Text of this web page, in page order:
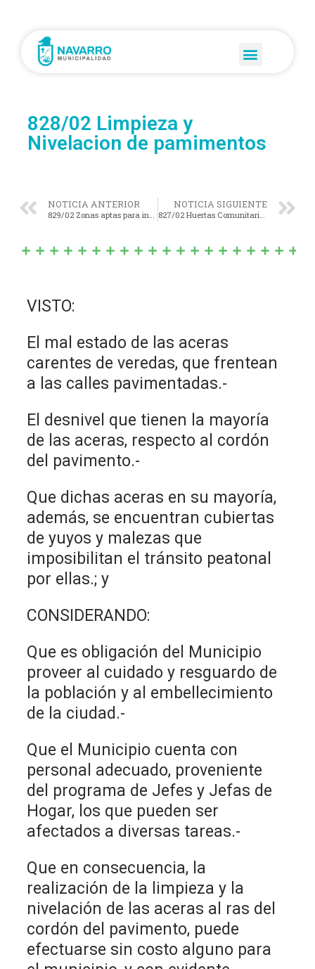
828/02 Limpieza y
Nivelacion de pamimentos
NOTICIA ANTERIOR
829/02 Zonas aptas para instalacion de establecimientos
NOTICIA SIGUIENTE
827/02 Huertas Comunitarias
VISTO:
El mal estado de las aceras
carentes de veredas, que frentean
a las calles pavimentadas.-
El desnivel que tienen la mayoría
de las aceras, respecto al cordón
del pavimento.-
Que dichas aceras en su mayoría,
además, se encuentran cubiertas
de yuyos y malezas que
imposibilitan el tránsito peatonal
por ellas.; y
CONSIDERANDO:
Que es obligación del Municipio
proveer al cuidado y resguardo de
la población y al embellecimiento
de la ciudad.-
Que el Municipio cuenta con
personal adecuado, proveniente
del programa de Jefes y Jefas de
Hogar, los que pueden ser
afectados a diversas tareas.-
Que en consecuencia, la
realización de la limpieza y la
nivelación de las aceras al ras del
cordón del pavimento, puede
efectuarse sin costo alguno para